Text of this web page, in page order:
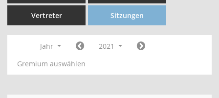
Vertreter Sitzungen
Jahr
2021
Gremium auswählen